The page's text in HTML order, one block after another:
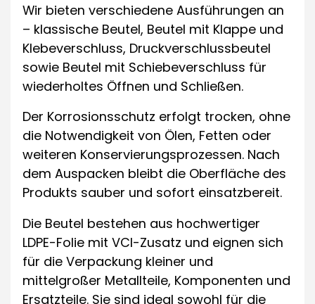
Wir bieten verschiedene Ausführungen an
– klassische Beutel, Beutel mit Klappe und
Klebeverschluss, Druckverschlussbeutel
sowie Beutel mit Schiebeverschluss für
wiederholtes Öffnen und Schließen.
Der Korrosionsschutz erfolgt trocken, ohne
die Notwendigkeit von Ölen, Fetten oder
weiteren Konservierungsprozessen. Nach
dem Auspacken bleibt die Oberfläche des
Produkts sauber und sofort einsatzbereit.
Die Beutel bestehen aus hochwertiger
LDPE-Folie mit VCI-Zusatz und eignen sich
für die Verpackung kleiner und
mittelgroßer Metallteile, Komponenten und
Ersatzteile. Sie sind ideal sowohl für die